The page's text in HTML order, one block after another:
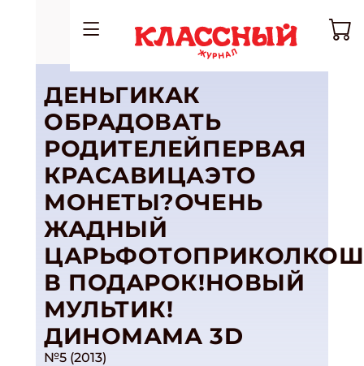
ДЕНЬГИКАК
ОБРАДОВАТЬ
РОДИТЕЛЕЙПЕРВАЯ
КРАСАВИЦАЭТО
МОНЕТЫ?ОЧЕНЬ
ЖАДНЫЙ
В ПОДАРОК!НОВЫЙ
МУЛЬТИК!
ДИНОМАМА 3D
№5 (2013)